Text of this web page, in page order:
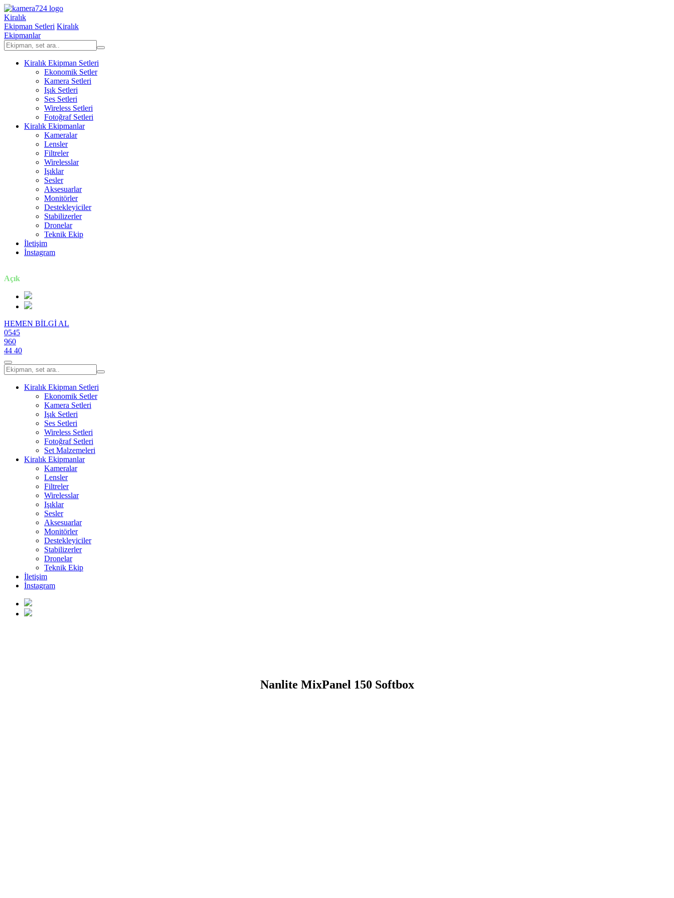
Kiralık
Ekipman Setleri Kiralık
Ekipmanlar
Kiralık Ekipman Setleri
Ekonomik Setler
Kamera Setleri
Işık Setleri
Ses Setleri
Wireless Setleri
Fotoğraf Setleri
Kiralık Ekipmanlar
Kameralar
Lensler
Filtreler
Wirelesslar
Işıklar
Sesler
Aksesuarlar
Monitörler
Destekleyiciler
Stabilizerler
Dronelar
Teknik Ekip
İletişim
İnstagram
Açık
HEMEN BİLGİ AL
0545
960
44 40
Kiralık Ekipman Setleri
Ekonomik Setler
Kamera Setleri
Işık Setleri
Ses Setleri
Wireless Setleri
Fotoğraf Setleri
Set Malzemeleri
Kiralık Ekipmanlar
Kameralar
Lensler
Filtreler
Wirelesslar
Işıklar
Sesler
Aksesuarlar
Monitörler
Destekleyiciler
Stabilizerler
Dronelar
Teknik Ekip
İletişim
İnstagram
Nanlite MixPanel 150 Softbox